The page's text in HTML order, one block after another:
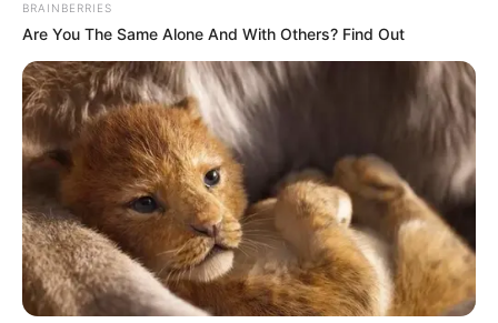
BRAINBERRIES
Are You The Same Alone And With Others? Find Out